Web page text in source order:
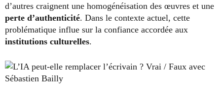
d’autres craignent une homogénéisation des œuvres et une
perte d’authenticité. Dans le contexte actuel, cette
problématique influe sur la confiance accordée aux
institutions culturelles.